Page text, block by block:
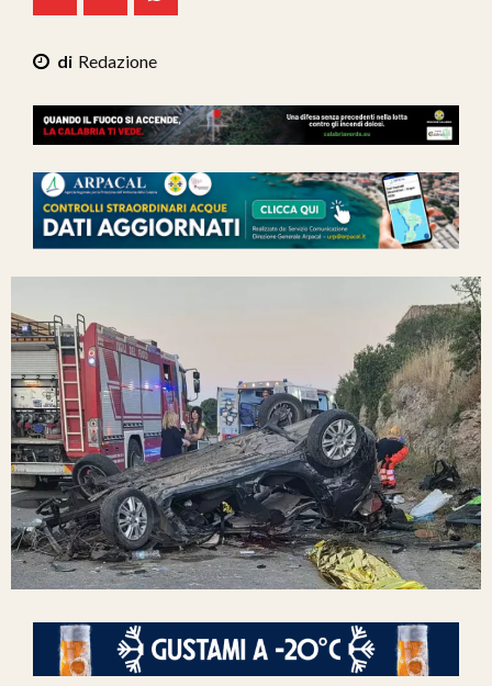
C7 Play
We Calabria
Mix Zone
Redazione